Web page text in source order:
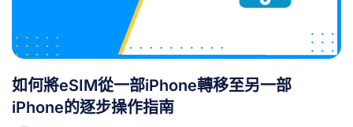
如何將eSIM從一部iPhone轉移至另一部
iPhone的逐步操作指南